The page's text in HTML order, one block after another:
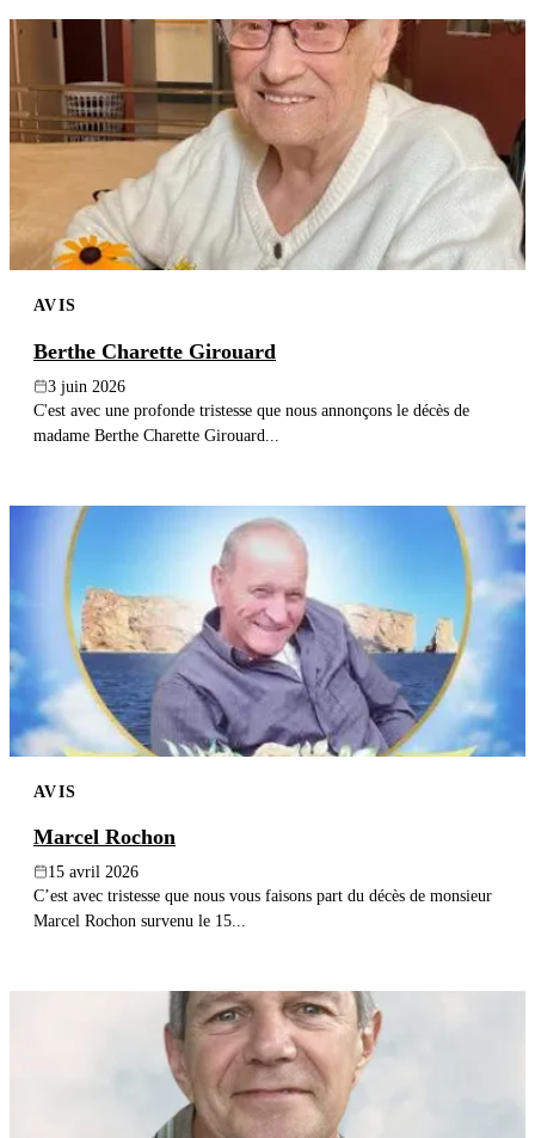
AVIS
Berthe Charette Girouard
3 juin 2026
C'est avec une profonde tristesse que nous annonçons le décès de
madame Berthe Charette Girouard...
AVIS
Marcel Rochon
15 avril 2026
C’est avec tristesse que nous vous faisons part du décès de monsieur
Marcel Rochon survenu le 15...